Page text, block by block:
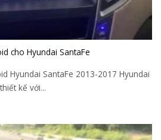
cho Hyundai SantaFe
Hyundai SantaFe 2013-2017 Hyundai
kế với...